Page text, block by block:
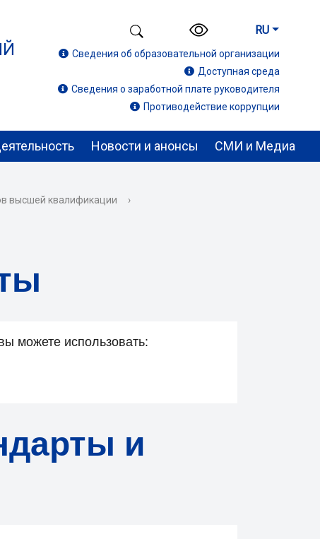
RU
Сведения об образовательной организации
Доступная среда
Сведения о заработной плате руководителя
Противодействие коррупции
Новости и анонсы СМИ и Медиа
высшей квалификации
›
можете использовать:
и